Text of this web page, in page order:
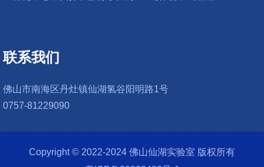
联系我们
佛山市南海区丹灶镇仙湖氢谷阳明路1号
0757-81229090
Copyright © 2022-2024 佛山仙湖实验室 版权所有